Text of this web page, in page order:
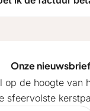
Onze nieuwsbrief
op de hoogte van
sfeervolste